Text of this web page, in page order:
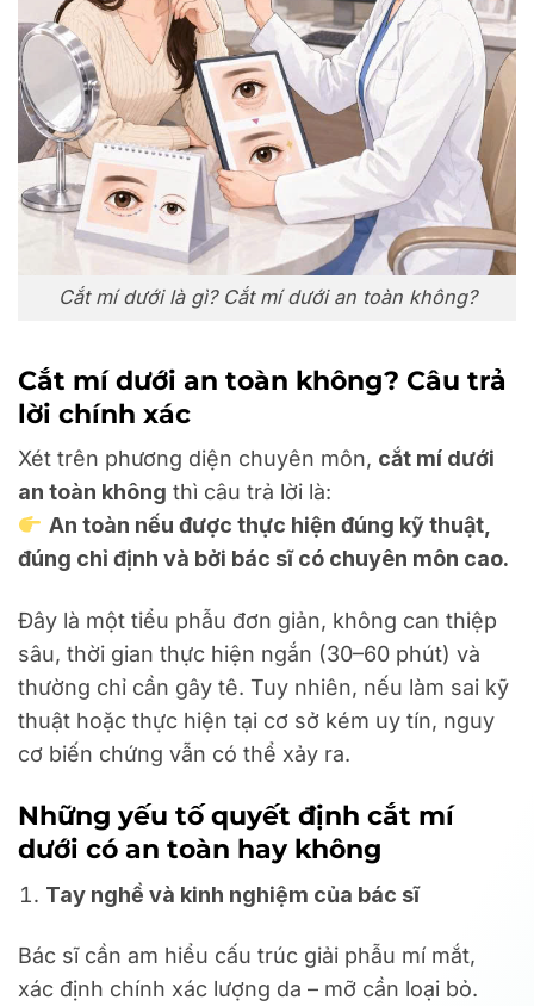
Cắt mí dưới là gì? Cắt mí dưới an toàn không?
Cắt mí dưới an toàn không? Câu trả
lời chính xác
Xét trên phương diện chuyên môn, cắt mí dưới
an toàn không thì câu trả lời là:
An toàn nếu được thực hiện đúng kỹ thuật,
đúng chỉ định và bởi bác sĩ có chuyên môn cao.
Đây là một tiểu phẫu đơn giản, không can thiệp
sâu, thời gian thực hiện ngắn (30–60 phút) và
thường chỉ cần gây tê. Tuy nhiên, nếu làm sai kỹ
thuật hoặc thực hiện tại cơ sở kém uy tín, nguy
cơ biến chứng vẫn có thể xảy ra.
Những yếu tố quyết định cắt mí
dưới có an toàn hay không
Tay nghề và kinh nghiệm của bác sĩ
Bác sĩ cần am hiểu cấu trúc giải phẫu mí mắt,
xác định chính xác lượng da – mỡ cần loại bỏ.